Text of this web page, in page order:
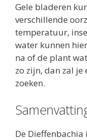
Gele bladeren
verschillende
temperatuur,
water kunnen
na of de plant
zo zijn, dan zal je
zoeken.
De